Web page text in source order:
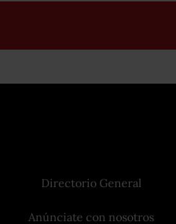
Directorio General
Anúnciate con nosotros